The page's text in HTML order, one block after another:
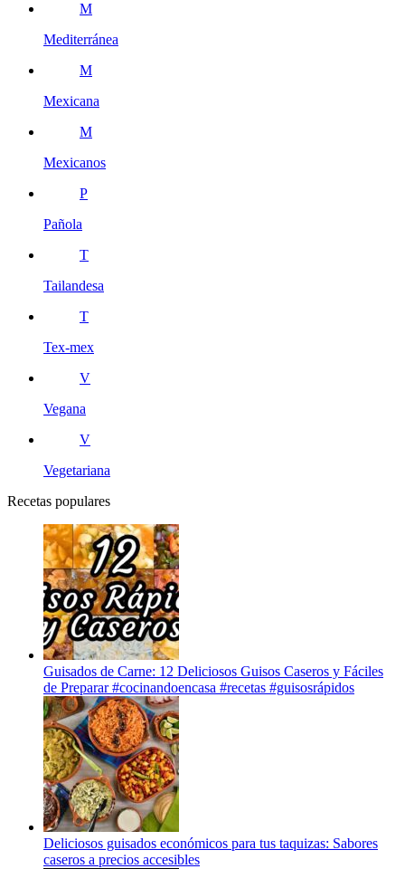
M
Mediterránea
M
Mexicana
M
Mexicanos
P
Pañola
T
Tailandesa
T
Tex-mex
V
Vegana
V
Vegetariana
Recetas populares
Guisados de Carne: 12 Deliciosos Guisos Caseros y Fáciles
de Preparar #cocinandoencasa #recetas #guisosrápidos
Deliciosos guisados económicos para tus taquizas: Sabores
caseros a precios accesibles